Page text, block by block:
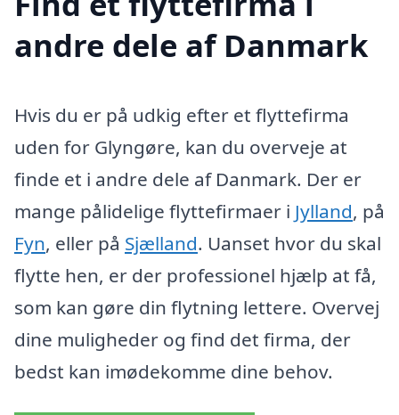
andre dele af Danmark
Hvis du er på udkig efter et flyttefirma
uden for Glyngøre, kan du overveje at
finde et i andre dele af Danmark. Der er
mange pålidelige flyttefirmaer i Jylland, på
Fyn, eller på Sjælland. Uanset hvor du skal
flytte hen, er der professionel hjælp at få,
som kan gøre din flytning lettere. Overvej
dine muligheder og find det firma, der
bedst kan imødekomme dine behov.